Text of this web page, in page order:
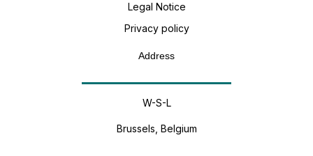
Legal Notice
Privacy policy
Address
W-S-L
Brussels, Belgium